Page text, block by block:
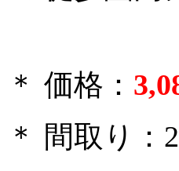
＊ 価格：
＊ 間取り：